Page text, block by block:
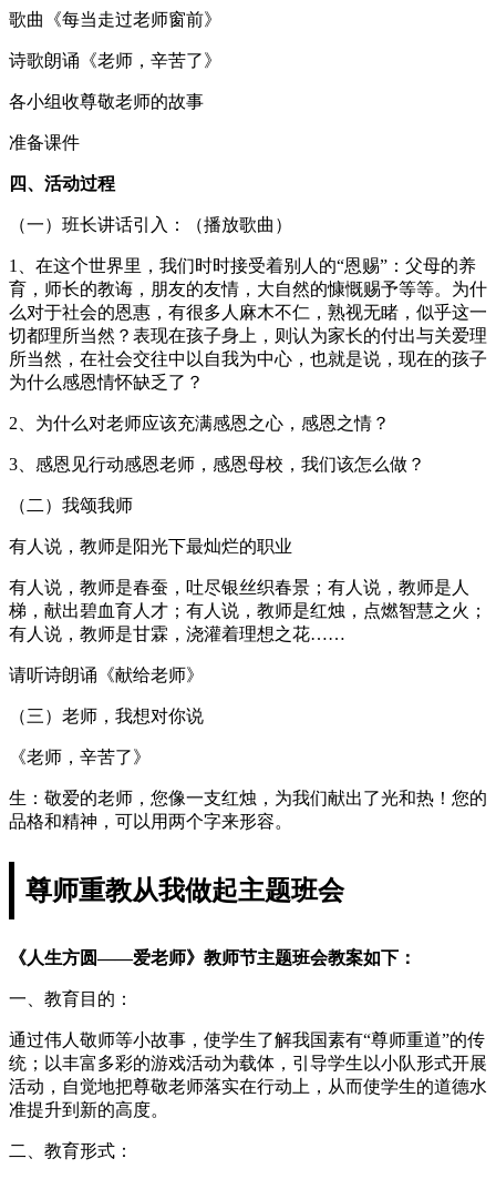
歌曲《每当走过老师窗前》
诗歌朗诵《老师，辛苦了》
各小组收尊敬老师的故事
准备课件
四、活动过程
（一）班长讲话引入：（播放歌曲）
1、在这个世界里，我们时时接受着别人的“恩赐”：父母的养
育，师长的教诲，朋友的友情，大自然的慷慨赐予等等。为什
么对于社会的恩惠，有很多人麻木不仁，熟视无睹，似乎这一
切都理所当然？表现在孩子身上，则认为家长的付出与关爱理
所当然，在社会交往中以自我为中心，也就是说，现在的孩子
为什么感恩情怀缺乏了？
2、为什么对老师应该充满感恩之心，感恩之情？
3、感恩见行动感恩老师，感恩母校，我们该怎么做？
（二）我颂我师
有人说，教师是阳光下最灿烂的职业
有人说，教师是春蚕，吐尽银丝织春景；有人说，教师是人
梯，献出碧血育人才；有人说，教师是红烛，点燃智慧之火；
有人说，教师是甘霖，浇灌着理想之花……
请听诗朗诵《献给老师》
（三）老师，我想对你说
《老师，辛苦了》
生：敬爱的老师，您像一支红烛，为我们献出了光和热！您的
品格和精神，可以用两个字来形容。
尊师重教从我做起主题班会
《人生方圆——爱老师》教师节主题班会教案如下：
一、教育目的：
通过伟人敬师等小故事，使学生了解我国素有“尊师重道”的传
统；以丰富多彩的游戏活动为载体，引导学生以小队形式开展
活动，自觉地把尊敬老师落实在行动上，从而使学生的道德水
准提升到新的高度。
二、教育形式：